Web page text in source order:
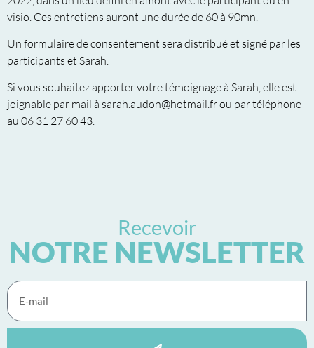
visio. Ces entretiens auront une durée de 60 à 90mn.
Un formulaire de consentement sera distribué et signé par les
participants et Sarah.
Si vous souhaitez apporter votre témoignage à Sarah, elle est
joignable par mail à sarah.audon@hotmail.fr ou par téléphone
au 06 31 27 60 43.
Recevoir
NOTRE NEWSLETTER